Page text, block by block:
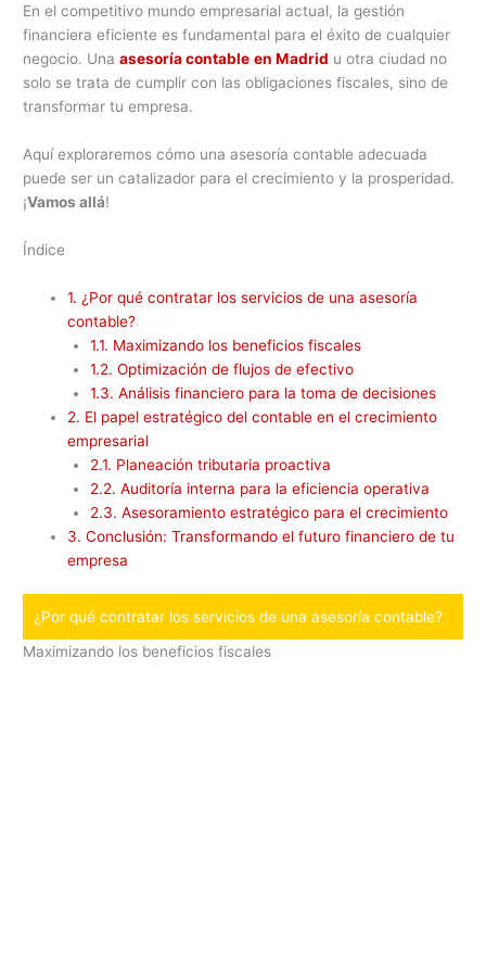
En el competitivo mundo empresarial actual, la gestión
financiera eficiente es fundamental para el éxito de cualquier
negocio. Unaasesoría contable en Madrid u otra ciudad no
solo se trata de cumplir con las obligaciones fiscales, sino de
transformar tu empresa.
Aquí exploraremos cómo una asesoría contable adecuada
puede ser un catalizador para el crecimiento y la prosperidad.
¡Vamos allá!
Índice
1. ¿Por qué contratar los servicios de una asesoría
contable?
1.1. Maximizando los beneficios fiscales
1.2. Optimización de flujos de efectivo
1.3. Análisis financiero para la toma de decisiones
2. El papel estratégico del contable en el crecimiento
empresarial
2.1. Planeación tributaria proactiva
2.2. Auditoría interna para la eficiencia operativa
2.3. Asesoramiento estratégico para el crecimiento
3. Conclusión: Transformando el futuro financiero de tu
empresa
¿Por qué contratar los servicios de una asesoría contable?
Maximizando los beneficios fiscales